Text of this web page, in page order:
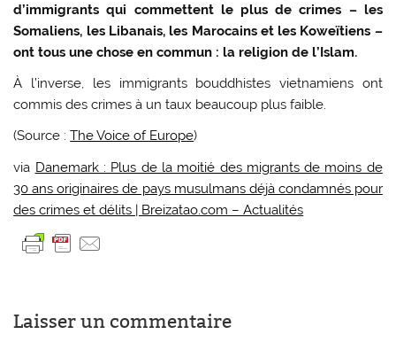
d’immigrants qui commettent le plus de crimes – les
Somaliens, les Libanais, les Marocains et les Koweïtiens –
ont tous une chose en commun : la religion de l’Islam.
À l’inverse, les immigrants bouddhistes vietnamiens ont
commis des crimes à un taux beaucoup plus faible.
(Source :The Voice of Europe)
via Danemark : Plus de la moitié des migrants de moins de
30 ans originaires de pays musulmans déjà condamnés pour
des crimes et délits | Breizatao.com – Actualités
Laisser un commentaire